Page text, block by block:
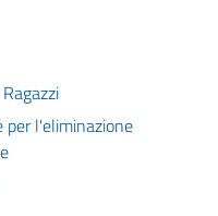
l'eliminazione